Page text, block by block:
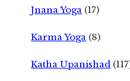
Jnana Yoga (17)
Karma Yoga (8)
Katha Upanishad